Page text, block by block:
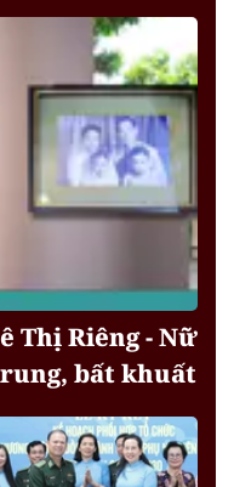
Thị Riêng - Nữ
bất khuất